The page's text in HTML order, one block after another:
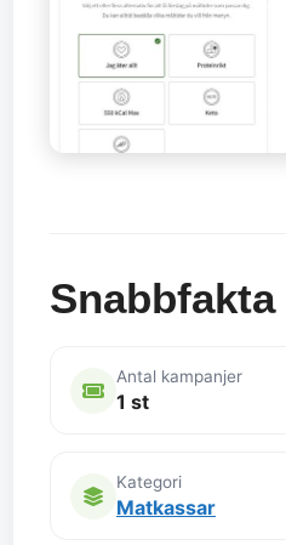
Antal kampanjer
1 st
Kategori
Matkassar